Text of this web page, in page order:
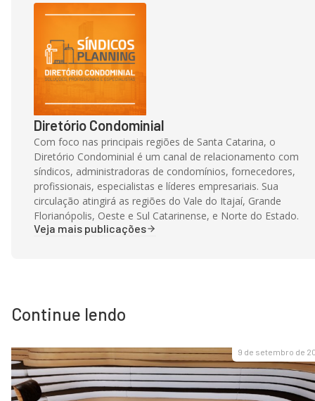
Diretório Condominial
Com foco nas principais regiões de Santa Catarina, o
Diretório Condominial é um canal de relacionamento com
síndicos, administradoras de condomínios, fornecedores,
profissionais, especialistas e líderes empresariais. Sua
circulação atingirá as regiões do Vale do Itajaí, Grande
Florianópolis, Oeste e Sul Catarinense, e Norte do Estado.
Veja mais publicações
Continue lendo
9 de setembro de